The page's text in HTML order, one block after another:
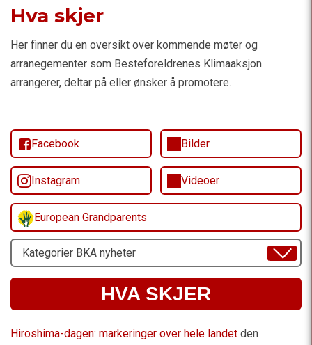
Hva skjer
Her finner du en oversikt over kommende møter og
arranegementer som Besteforeldrenes Klimaaksjon
arrangerer, deltar på eller ønsker å promotere.
Facebook Bilder
Instagram Videoer
European Grandparents
Velg
Emne
HVA SKJER
Hiroshima-dagen: markeringer over hele landet den